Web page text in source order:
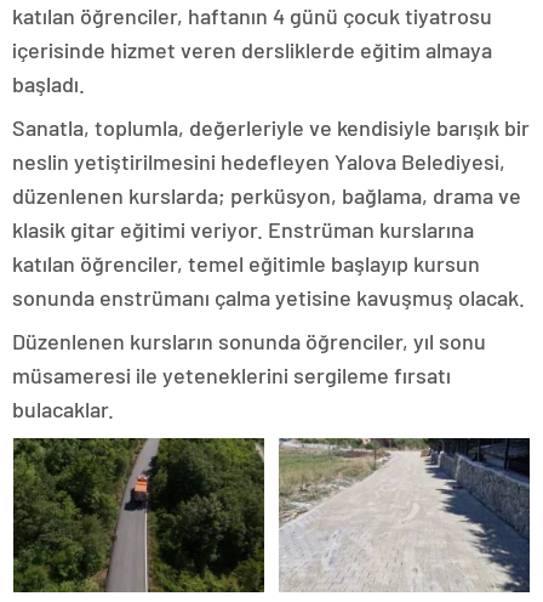
katılan öğrenciler, haftanın 4 günü çocuk tiyatrosu
içerisinde hizmet veren dersliklerde eğitim almaya
başladı.
Sanatla, toplumla, değerleriyle ve kendisiyle barışık bir
neslin yetiştirilmesini hedefleyen Yalova Belediyesi,
düzenlenen kurslarda; perküsyon, bağlama, drama ve
klasik gitar eğitimi veriyor. Enstrüman kurslarına
katılan öğrenciler, temel eğitimle başlayıp kursun
sonunda enstrümanı çalma yetisine kavuşmuş olacak.
Düzenlenen kursların sonunda öğrenciler, yıl sonu
müsameresi ile yeteneklerini sergileme fırsatı
bulacaklar.